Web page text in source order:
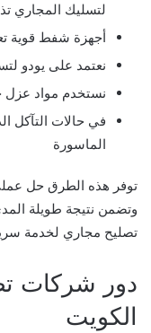
لتسليك المجاري
أجهزة شفط قوية
نعتمد على يودو
نستخدم مواد عزل
في حالات التآكل
الماسورة
توفر هذه الطرق حل
وتضمن نتيجة طويلة
تصليح مجاري لخدمة
دور شركات
الكويت